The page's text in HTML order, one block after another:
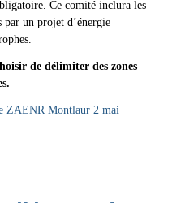
Ce comité inclura les
par un projet d’énergie
de délimiter des zones
ZAENR Montlaur 2 mai